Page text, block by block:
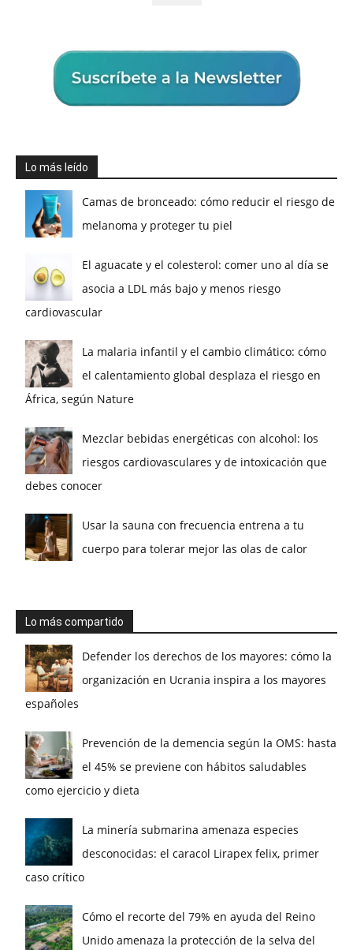
Lo más leído
Camas de bronceado: cómo reducir el riesgo de
melanoma y proteger tu piel
El aguacate y el colesterol: comer uno al día se
asocia a LDL más bajo y menos riesgo
cardiovascular
La malaria infantil y el cambio climático: cómo
el calentamiento global desplaza el riesgo en
África, según Nature
Mezclar bebidas energéticas con alcohol: los
riesgos cardiovasculares y de intoxicación que
debes conocer
Usar la sauna con frecuencia entrena a tu
cuerpo para tolerar mejor las olas de calor
Lo más compartido
Defender los derechos de los mayores: cómo la
organización en Ucrania inspira a los mayores
españoles
Prevención de la demencia según la OMS: hasta
el 45% se previene con hábitos saludables
como ejercicio y dieta
La minería submarina amenaza especies
desconocidas: el caracol Lirapex felix, primer
caso crítico
Cómo el recorte del 79% en ayuda del Reino
Unido amenaza la protección de la selva del